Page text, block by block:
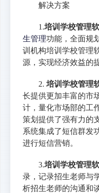
解决方案
1.培训学校管理
生管理功能，全面规
训机构培训学校管理
源，实现经济效益的
2. 培训学校管理
长提供更加丰富的市
计，量化市场部的工
策划提供了强有力的
系统集成了短信群发
进行短信营销。
3.培训学校管理
录，记录招生老师与
析招生老师的沟通和